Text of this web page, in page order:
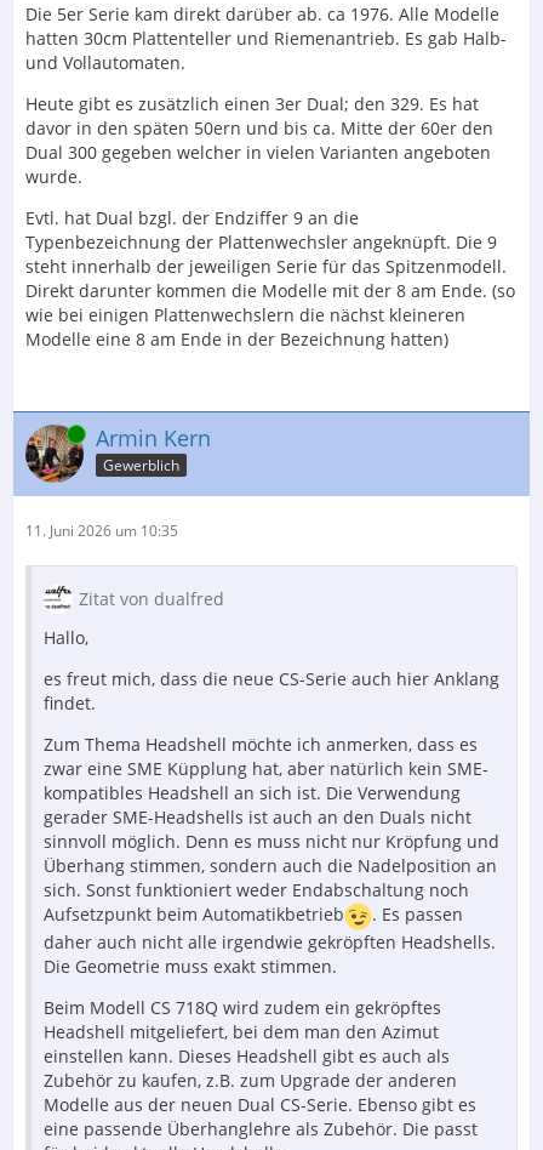
Die 5er Serie kam direkt darüber ab. ca 1976. Alle Modelle
hatten 30cm Plattenteller und Riemenantrieb. Es gab Halb-
und Vollautomaten.
Heute gibt es zusätzlich einen 3er Dual; den 329. Es hat
davor in den späten 50ern und bis ca. Mitte der 60er den
Dual 300 gegeben welcher in vielen Varianten angeboten
wurde.
Evtl. hat Dual bzgl. der Endziffer 9 an die
Typenbezeichnung der Plattenwechsler angeknüpft. Die 9
steht innerhalb der jeweiligen Serie für das Spitzenmodell.
Direkt darunter kommen die Modelle mit der 8 am Ende. (so
wie bei einigen Plattenwechslern die nächst kleineren
Modelle eine 8 am Ende in der Bezeichnung hatten)
Online Armin Kern
Gewerblich
11. Juni 2026 um 10:35
Zitat von dualfred
Hallo,
es freut mich, dass die neue CS-Serie auch hier Anklang
findet.
Zum Thema Headshell möchte ich anmerken, dass es
zwar eine SME Küpplung hat, aber natürlich kein SME-
kompatibles Headshell an sich ist. Die Verwendung
gerader SME-Headshells ist auch an den Duals nicht
sinnvoll möglich. Denn es muss nicht nur Kröpfung und
Überhang stimmen, sondern auch die Nadelposition an
sich. Sonst funktioniert weder Endabschaltung noch
Aufsetzpunkt beim Automatikbetrieb
. Es passen
daher auch nicht alle irgendwie gekröpften Headshells.
Die Geometrie muss exakt stimmen.
Beim Modell CS 718Q wird zudem ein gekröpftes
Headshell mitgeliefert, bei dem man den Azimut
einstellen kann. Dieses Headshell gibt es auch als
Zubehör zu kaufen, z.B. zum Upgrade der anderen
Modelle aus der neuen Dual CS-Serie. Ebenso gibt es
eine passende Überhanglehre als Zubehör. Die passt